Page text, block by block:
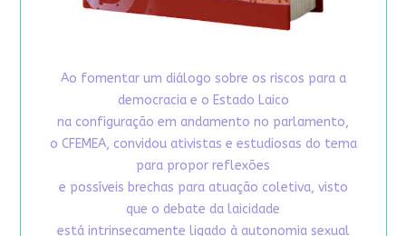
Ao fomentar um diálogo sobre os riscos para a
democracia e o Estado Laico
na configuração em andamento no parlamento,
o CFEMEA, convidou ativistas e estudiosas do tema
para propor reflexões
e possíveis brechas para atuação coletiva, visto
que o debate da laicidade
está intrinsecamente ligado à autonomia sexual